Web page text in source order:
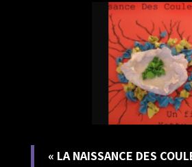
« LA NAISSANCE DES